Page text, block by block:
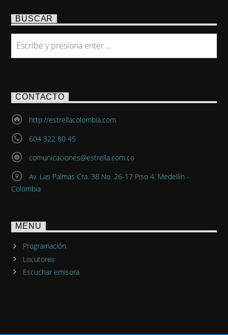
BUSCAR
CONTACTO
http://estrellacolombia.com
604 322 80 45
comunicaciones@estrella.com.co
Av. Las Palmas Cra. 38 No. 26-17 Piso 4. Medellín -
Colombia
MENU
Programación
Locutores
Escuchar emisora